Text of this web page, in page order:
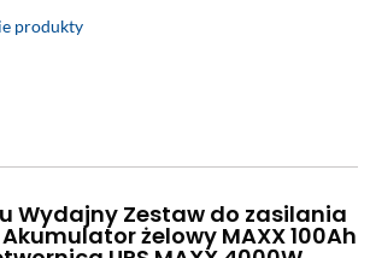
produkty
Wydajny Zestaw do zasilania
żelowy MAXX 100Ah